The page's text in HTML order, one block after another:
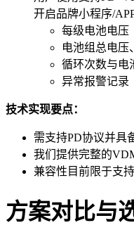
开启品牌小程序/
每级电池电压
电池组总电压
循环次数与电
异常报警记录
技术实现要点：
需支持PD协议并具
我们提供完整的
兼容性目前限于支
方案对比与